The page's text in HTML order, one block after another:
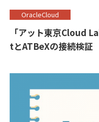
OracleCloud
「アット東京Cloud
tとATBeXの接続検証